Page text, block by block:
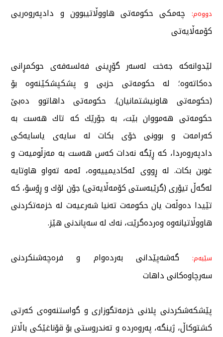
دووەم: چەمكی حكومەتی هاووڵاتیبوون و دادپەروەریی
كۆمەڵایەتی
لێدوانەكە جەخت لەسەر گۆڕینی فەلسەفەی حوكمڕانی
دەكاتەوە؛ لە حكومەتی حزبی و پشكپشكێنەوە بۆ
(حكومەتی هاونیشتمانیان). حكومەتی داهاتوو دەبێ
حكومەتی هەمووان بێت، بە جۆرێك كە تاك هەست بە
كەرامەت و بوونی خۆی بكات لە سایەی یاسایەكی
دادپەروەردا، كە ڕێگە نەدات كەس هەست بە مەزڵومیەت و
غوبن بكات. لە ڕووی ئەكادیمییەوە، ئەمە تەواو هاوتایە
لەگەڵ تیۆری (گرێبەستی كۆمەڵایەتی) جۆن لۆك و ڕۆسۆ، كە
تێیدا دەوڵەت یان حكومەت تەنیا شەرعیەت لە خزمەتكردنی
هاووڵاتیانەوە وەردەگرێت، نەك لە سەپاندنی هێز.
سێیەم:
گەشەپێدانی بەردەوام و فرەچەشنكردنی
سەرچاوەكانی داهات
پێشكەشكردنی پلانی خزمەتگوزاری و گواستنەوەی كەرتی
كشتوكاڵ، ژینگە، پەروەردە و تەندروستی بۆ قۆناغێكی باڵاتر